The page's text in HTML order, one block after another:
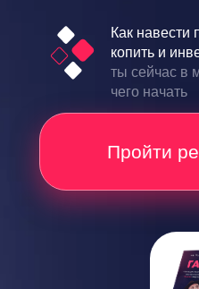
Как навести
копить и
ты сейчас в
чего начать
Пройти